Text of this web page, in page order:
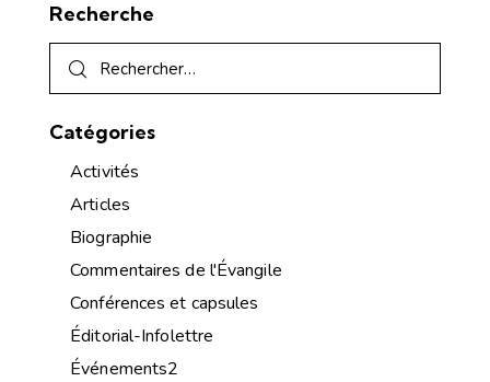
Recherche
Catégories
Activités
Articles
Biographie
Commentaires de l'Évangile
Conférences et capsules
Éditorial-Infolettre
Événements2